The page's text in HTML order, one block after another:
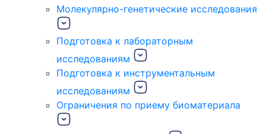
Молекулярно-генетические исследования
Подготовка к лабораторным
исследованиям
Подготовка к инструментальным
исследованиям
Ограничения по приему биоматериала